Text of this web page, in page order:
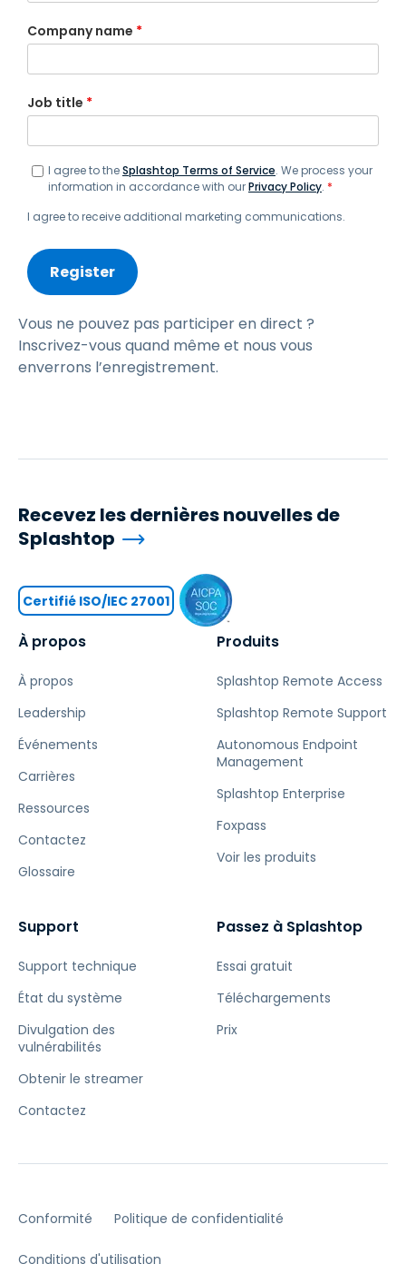
Company name *
Job title *
I agree to theSplashtop Terms of Service. We process your
information in accordance with ourPrivacy Policy. *
I agree to receive additional marketing communications.
Vous ne pouvez pas participer en direct ?
Inscrivez-vous quand même et nous vous
enverrons l’enregistrement.
À propos
À propos
Leadership
Événements
Carrières
Ressources
Contactez
Glossaire
Produits
Splashtop Remote Access
Splashtop Remote Support
Autonomous Endpoint
Management
Splashtop Enterprise
Foxpass
Voir les produits
Support
Support technique
État du système
Divulgation des
vulnérabilités
Obtenir le streamer
Contactez
Passez à Splashtop
Essai gratuit
Téléchargements
Prix
Recevez les dernières nouvelles de
Splashtop
Certifié ISO/IEC 27001
Conformité Politique de confidentialité
Conditions d'utilisation